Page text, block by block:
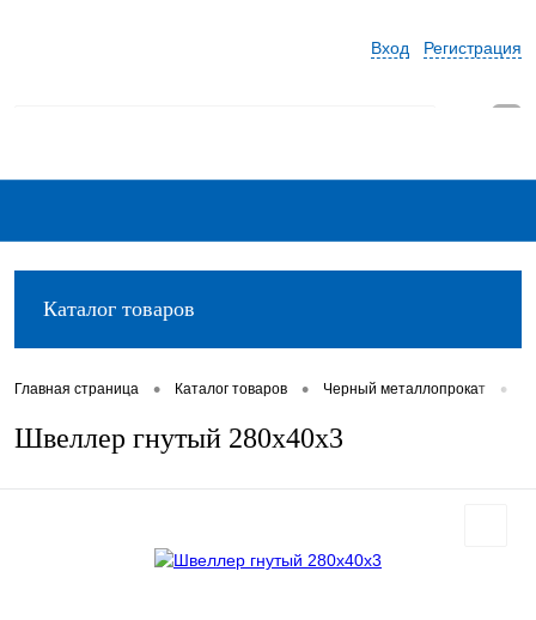
Вход Регистрация
Каталог товаров
Главная страница • Каталог товаров • Черный металлопрокат •
Швеллер гнутый 280х40х3